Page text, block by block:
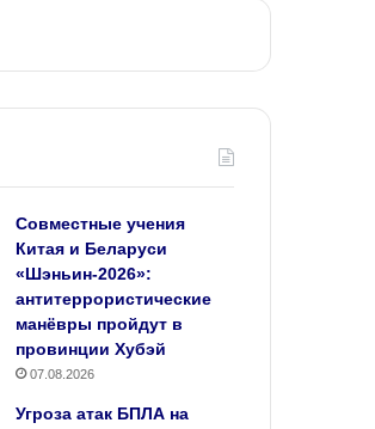
Совместные учения
Китая и Беларуси
«Шэньин‑2026»:
антитеррористические
манёвры пройдут в
провинции Хубэй
07.08.2026
Угроза атак БПЛА на